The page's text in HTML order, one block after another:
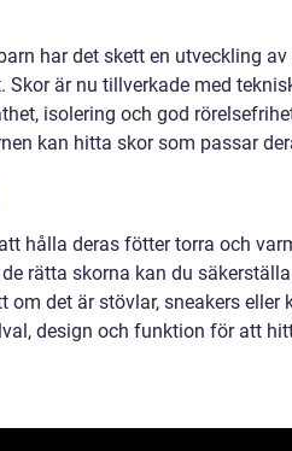
har det skett en utveckling
är nu tillverkade med
isolering och god
kan hitta skor som passar
hålla deras fötter torra och
rätta skorna kan du
om det är stövlar, sneakers
design och funktion för att